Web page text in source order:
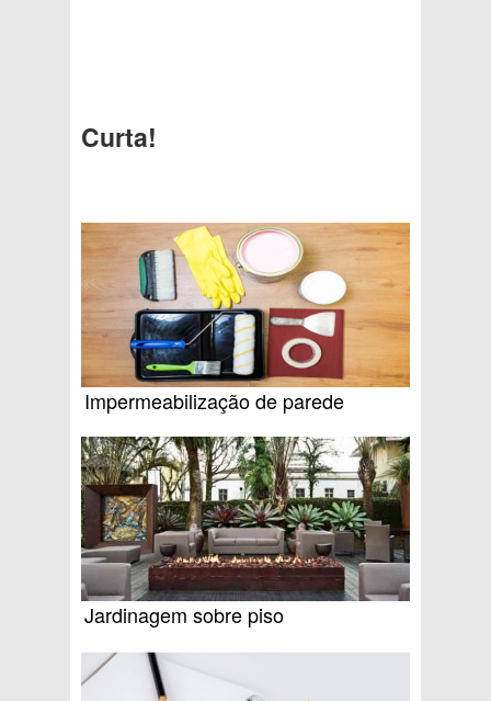
Curta!
Impermeabilização de parede
Jardinagem sobre piso